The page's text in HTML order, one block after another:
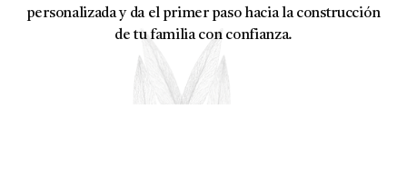
personalizada y da el primer paso hacia la construcción
de tu familia con confianza.